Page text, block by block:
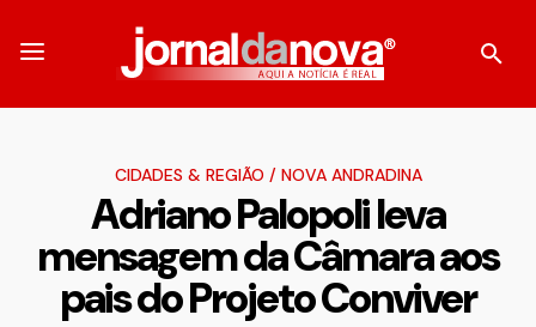
CIDADES & REGIÃO / NOVA ANDRADINA
Adriano Palopoli leva
mensagem da Câmara aos
pais do Projeto Conviver